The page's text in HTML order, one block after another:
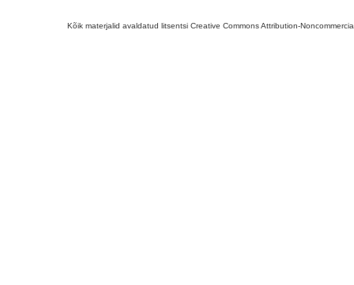
Kõik materjalid avaldatud litsentsi Creative Commons Attribution-